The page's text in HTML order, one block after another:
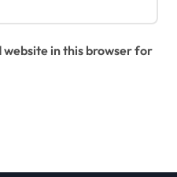
website in this browser for